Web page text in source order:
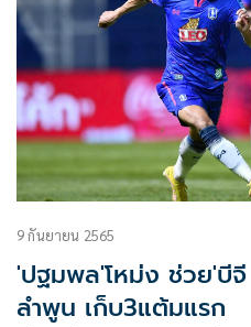
9 กันยายน 2565
'ปฐมพล'โหม่ง ช่วย'บี
ลำพูน เก็บ3แต้มแรก